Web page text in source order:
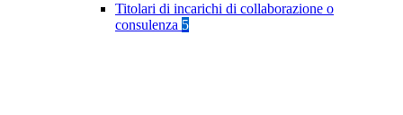
Titolari di incarichi di collaborazione o
consulenza 5